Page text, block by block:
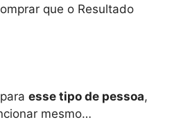
que o Resultado
esse tipo de pessoa,
mesmo…